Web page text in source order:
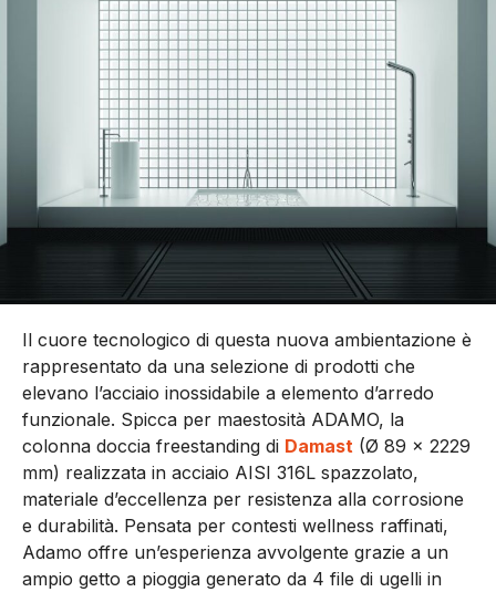
Il cuore tecnologico di questa nuova ambientazione è
rappresentato da una selezione di prodotti che
elevano l’acciaio inossidabile a elemento d’arredo
funzionale. Spicca per maestosità ADAMO, la
colonna doccia freestanding di Damast (Ø 89 x 2229
mm) realizzata in acciaio AISI 316L spazzolato,
materiale d’eccellenza per resistenza alla corrosione
e durabilità. Pensata per contesti wellness raffinati,
Adamo offre un’esperienza avvolgente grazie a un
ampio getto a pioggia generato da 4 file di ugelli in